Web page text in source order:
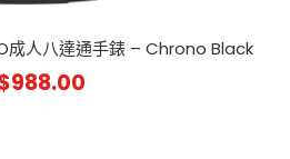
成人八達通手錶 – Chrono Black
988.00